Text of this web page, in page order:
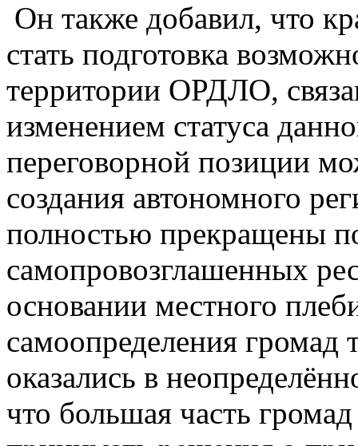
Он также добавил, что
стать подготовка
территории ОРДЛО,
изменением статуса
переговорной позиции
создания автономного
полностью прекращены
самопровозглашенных
основании местного
самоопределения громад
оказались в
что большая часть